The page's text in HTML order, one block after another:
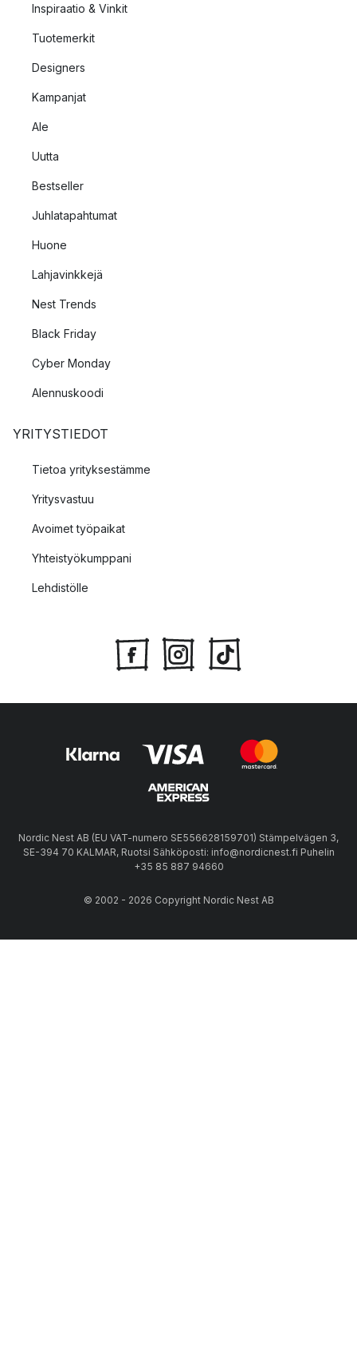
Inspiraatio & Vinkit
Tuotemerkit
Designers
Kampanjat
Ale
Uutta
Bestseller
Juhlatapahtumat
Huone
Lahjavinkkejä
Nest Trends
Black Friday
Cyber Monday
Alennuskoodi
YRITYSTIEDOT
Tietoa yrityksestämme
Yritysvastuu
Avoimet työpaikat
Yhteistyökumppani
Lehdistölle
Nordic Nest AB (EU VAT-numero SE556628159701) Stämpelvägen 3,
SE-394 70 KALMAR, Ruotsi Sähköposti: info@nordicnest.fi Puhelin
+35 85 887 94660
© 2002 - 2026 Copyright Nordic Nest AB